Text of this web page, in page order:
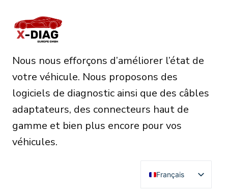
Nous nous efforçons d’améliorer l’état de
votre véhicule. Nous proposons des
logiciels de diagnostic ainsi que des câbles
adaptateurs, des connecteurs haut de
gamme et bien plus encore pour vos
véhicules.
Français
English